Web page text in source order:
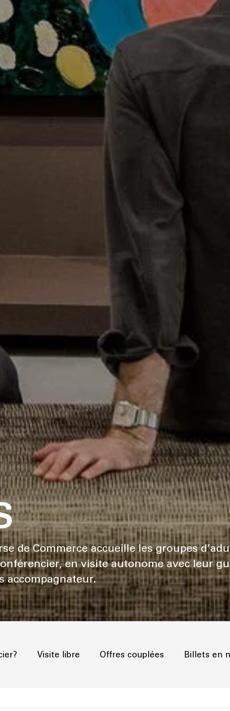
de Commerce accueille les groupes
en visite autonome avec leur
accompagnateur.
Visite libre Offres couplées Billets en